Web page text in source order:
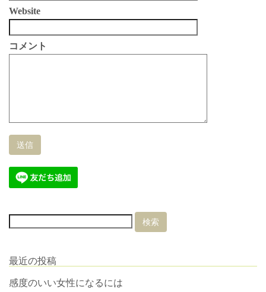
Website
コメント
最近の投稿
感度のいい女性になるには